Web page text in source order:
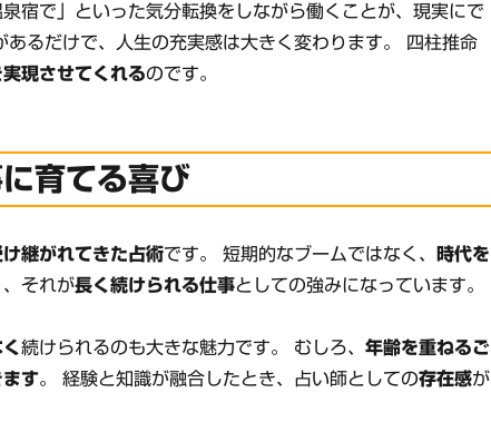
宿で」といった気分転換をしながら働くことが、現実にで
あるだけで、人生の充実感は大きく変わります。 四柱推命
実現させてくれるのです。
育てる喜び
継がれてきた占術です。 短期的なブームではなく、
時代を
、それが長く続けられる仕事としての強みになっています。
く続けられるのも大きな魅力です。 むしろ、年齢を重ねるご
す。 経験と知識が融合したとき、占い師としての存在感が